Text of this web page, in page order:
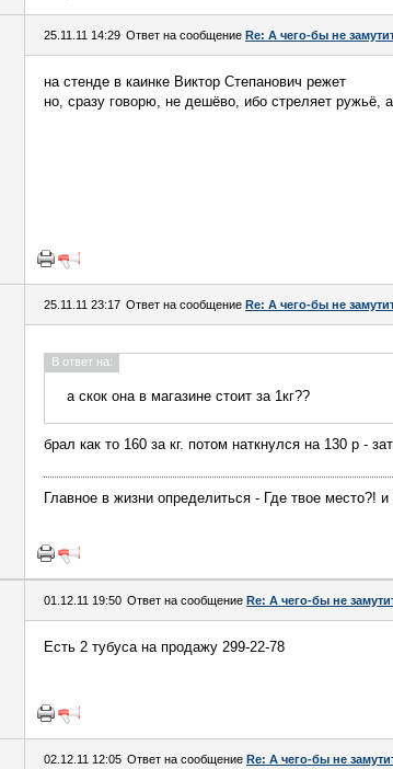
25.11.11 14:29 Ответ на сообщение Re: А чего-бы не
на стенде в каинке Виктор Степанович режет
но, сразу говорю, не дешёво, ибо стреляет ружьё,
25.11.11 23:17 Ответ на сообщение Re: А чего-бы не
В ответ на:
а скок она в магазине стоит за 1кг??
брал как то 160 за кг. потом наткнулся на 130 р -
Главное в жизни определиться - Где твое место?!
01.12.11 19:50 Ответ на сообщение Re: А чего-бы не
Есть 2 тубуса на продажу 299-22-78
02.12.11 12:05 Ответ на сообщение Re: А чего-бы не